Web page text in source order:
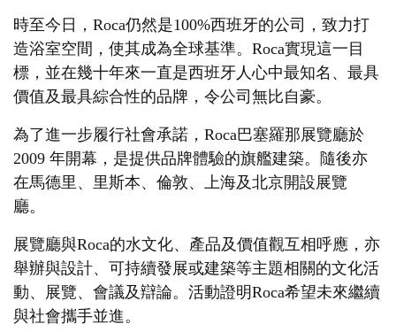
時至今日，Roca仍然是100%西班牙的公司，致力打
造浴室空間，使其成為全球基準。Roca實現這一目
標，並在幾十年來一直是西班牙人心中最知名、最具
價值及最具綜合性的品牌，令公司無比自豪。
為了進一步履行社會承諾，Roca巴塞羅那展覽廳於
2009 年開幕，是提供品牌體驗的旗艦建築。隨後亦
在馬德里、里斯本、倫敦、上海及北京開設展覽
廳。
展覽廳與Roca的水文化、產品及價值觀互相呼應，亦
舉辦與設計、可持續發展或建築等主題相關的文化活
動、展覽、會議及辯論。活動證明Roca希望未來繼續
與社會攜手並進。